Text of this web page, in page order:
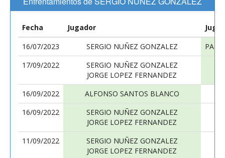
Fecha Jugador
16/07/2023
SERGIO NUÑEZ GONZALEZ
17/09/2022
SERGIO NUÑEZ GONZALEZ
JORGE LOPEZ FERNANDEZ
16/09/2022
ALFONSO SANTOS BLANCO
16/09/2022
SERGIO NUÑEZ GONZALEZ
JORGE LOPEZ FERNANDEZ
11/09/2022
SERGIO NUÑEZ GONZALEZ
JORGE LOPEZ FERNANDEZ